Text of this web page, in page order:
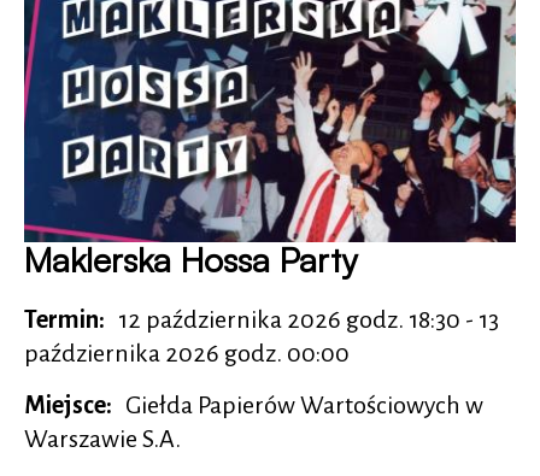
Maklerska Hossa Party
Termin
12 października 2026 godz. 18:30 - 13
października 2026 godz. 00:00
Miejsce
Giełda Papierów Wartościowych w
Warszawie S.A.